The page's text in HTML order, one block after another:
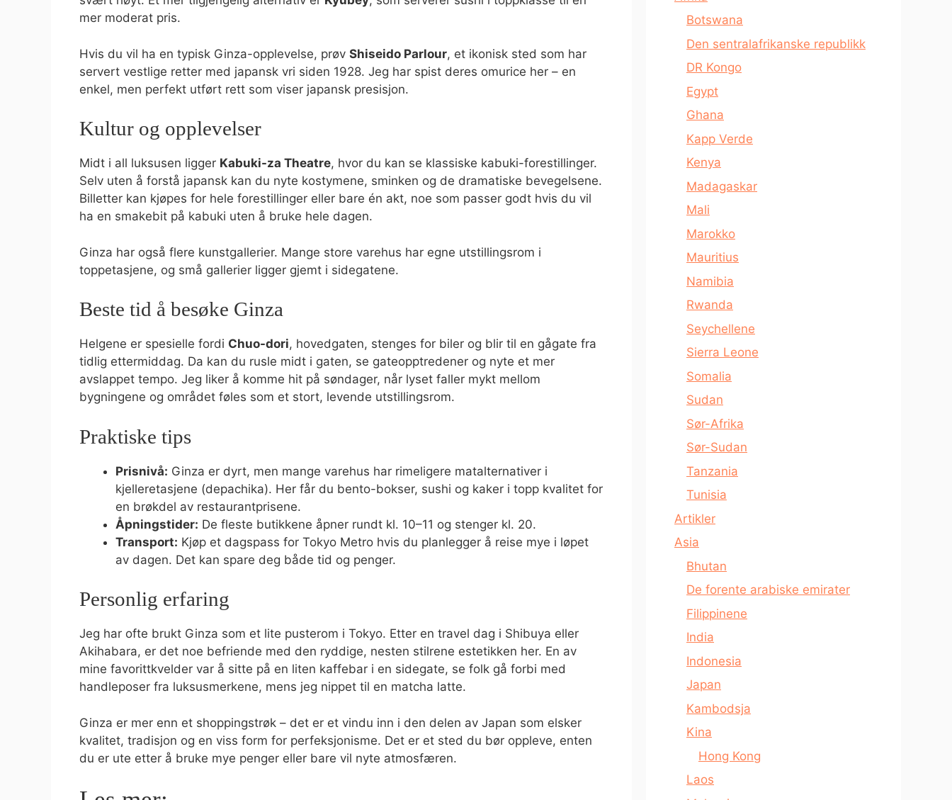
mer moderat pris.
Hvis du vil ha en typisk Ginza-opplevelse, prøv Shiseido Parlour, et ikonisk sted som har
servert vestlige retter med japansk vri siden 1928. Jeg har spist deres omurice her – en
enkel, men perfekt utført rett som viser japansk presisjon.
Kultur og opplevelser
Midt i all luksusen ligger Kabuki-za Theatre, hvor du kan se klassiske kabuki-forestillinger.
Selv uten å forstå japansk kan du nyte kostymene, sminken og de dramatiske bevegelsene.
Billetter kan kjøpes for hele forestillinger eller bare én akt, noe som passer godt hvis du vil
ha en smakebit på kabuki uten å bruke hele dagen.
Ginza har også flere kunstgallerier. Mange store varehus har egne utstillingsrom i
toppetasjene, og små gallerier ligger gjemt i sidegatene.
Beste tid å besøke Ginza
Helgene er spesielle fordi Chuo-dori, hovedgaten, stenges for biler og blir til en gågate fra
tidlig ettermiddag. Da kan du rusle midt i gaten, se gateopptredener og nyte et mer
avslappet tempo. Jeg liker å komme hit på søndager, når lyset faller mykt mellom
bygningene og området føles som et stort, levende utstillingsrom.
Praktiske tips
Prisnivå: Ginza er dyrt, men mange varehus har rimeligere matalternativer i
kjelleretasjene (depachika). Her får du bento-bokser, sushi og kaker i topp kvalitet for
en brøkdel av restaurantprisene.
Åpningstider: De fleste butikkene åpner rundt kl. 10–11 og stenger kl. 20.
Transport: Kjøp et dagspass for Tokyo Metro hvis du planlegger å reise mye i løpet
av dagen. Det kan spare deg både tid og penger.
Personlig erfaring
Jeg har ofte brukt Ginza som et lite pusterom i Tokyo. Etter en travel dag i Shibuya eller
Akihabara, er det noe befriende med den ryddige, nesten stilrene estetikken her. En av
mine favorittkvelder var å sitte på en liten kaffebar i en sidegate, se folk gå forbi med
handleposer fra luksusmerkene, mens jeg nippet til en matcha latte.
Ginza er mer enn et shoppingstrøk – det er et vindu inn i den delen av Japan som elsker
kvalitet, tradisjon og en viss form for perfeksjonisme. Det er et sted du bør oppleve, enten
du er ute etter å bruke mye penger eller bare vil nyte atmosfæren.
Botswana
Den sentralafrikanske republikk
DR Kongo
Egypt
Ghana
Kapp Verde
Kenya
Madagaskar
Mali
Marokko
Mauritius
Namibia
Rwanda
Seychellene
Sierra Leone
Somalia
Sudan
Sør-Afrika
Sør-Sudan
Tanzania
Tunisia
Artikler
Asia
Bhutan
De forente arabiske emirater
Filippinene
India
Indonesia
Japan
Kambodsja
Kina
Hong Kong
Laos